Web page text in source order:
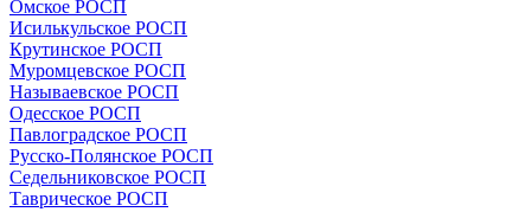
Омское РОСП
Исилькульское РОСП
Крутинское РОСП
Муромцевское РОСП
Называевское РОСП
Одесское РОСП
Павлоградское РОСП
Русско-Полянское РОСП
Седельниковское РОСП
Таврическое РОСП